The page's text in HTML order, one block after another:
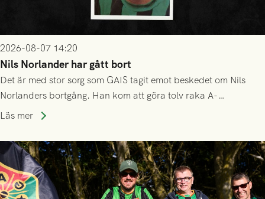
2026-08-07 14:20
Nils Norlander har gått bort
Det är med stor sorg som GAIS tagit emot beskedet om Nils
Norlanders bortgång. Han kom att göra tolv raka A-
lagssäsonger i Grönsvart och är en av få spelare som i GAIS
Läs mer